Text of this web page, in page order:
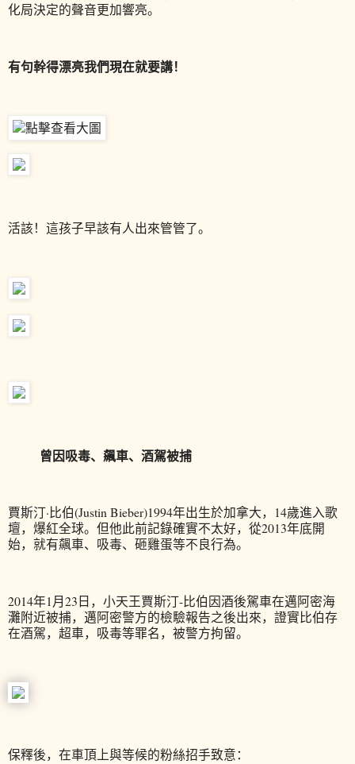
化局決定的聲音更加響亮。
有句幹得漂亮我們現在就要講！
活該！這孩子早該有人出來管管了。
曾因吸毒、飆車、酒駕被捕
賈斯汀·比伯(Justin Bieber)1994年出生於加拿大，14歲進入歌
壇，爆紅全球。但他此前記錄確實不太好，從2013年底開
始，就有飆車、吸毒、砸雞蛋等不良行為。
2014年1月23日，小天王賈斯汀-比伯因酒後駕車在邁阿密海
灘附近被捕，邁阿密警方的檢驗報告之後出來，證實比伯存
在酒駕，超車，吸毒等罪名，被警方拘留。
保釋後，在車頂上與等候的粉絲招手致意：